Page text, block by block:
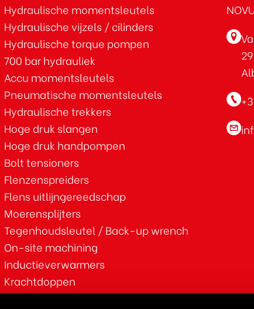
Hydraulische momentsleutels
Hydraulische vijzels / cilinders
Hydraulische torque pompen
700 bar hydrauliek
Accu momentsleutels
Pneumatische momentsleutels
Hydraulische trekkers
Hoge druk slangen
Hoge druk handpompen
Bolt tensioners
Flenzenspreiders
Flens uitlijngereedschap
Moerensplijters
Tegenhoudsleutel / Back-up wrench
On-site machining
Inductieverwarmers
Krachtdoppen
ATEX